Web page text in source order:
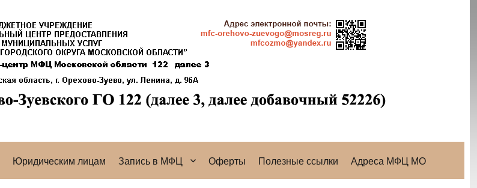
Юридическим лицам Запись в МФЦ Оферты Полезные ссылки Адреса МФЦ МО